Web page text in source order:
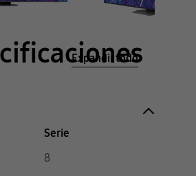
Expandir todo
Serie
8